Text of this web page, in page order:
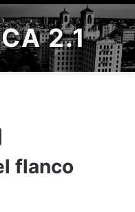
2.1
flanco